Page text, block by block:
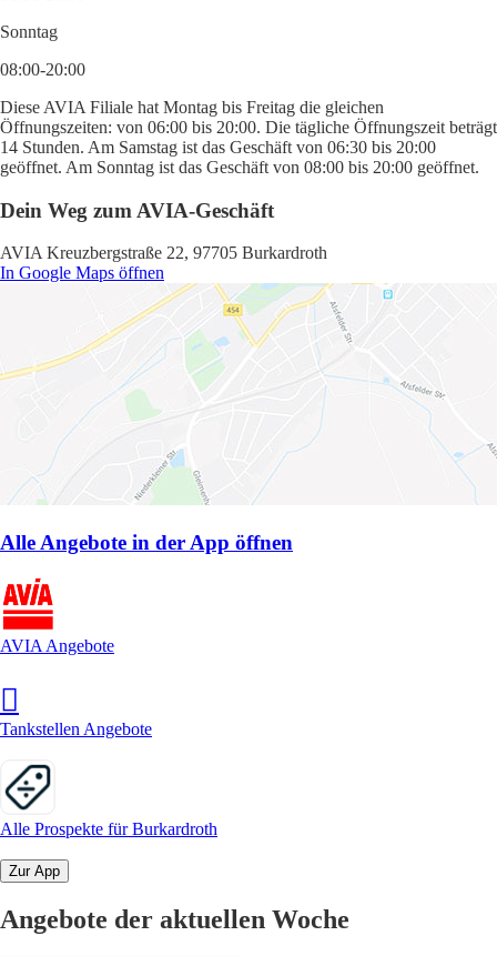
Sonntag
08:00-20:00
Diese AVIA Filiale hat Montag bis Freitag die gleichen
Öffnungszeiten: von 06:00 bis 20:00. Die tägliche Öffnungszeit beträgt
14 Stunden. Am Samstag ist das Geschäft von 06:30 bis 20:00
geöffnet. Am Sonntag ist das Geschäft von 08:00 bis 20:00 geöffnet.
Dein Weg zum AVIA-Geschäft
AVIA Kreuzbergstraße 22, 97705 Burkardroth
In Google Maps öffnen
Alle Angebote in der App öffnen
AVIA Angebote
Tankstellen Angebote
Alle Prospekte für Burkardroth
Zur App
Angebote der aktuellen Woche